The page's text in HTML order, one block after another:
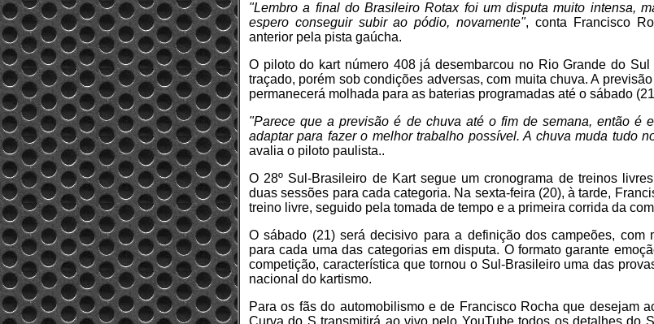
"Lembro a final do Brasileiro Rotax foi um disputa muito intensa,
espero conseguir subir ao pódio, novamente", conta Francisco
anterior pela pista gaúcha.
O piloto do kart número 408 já desembarcou no Rio Grande do
traçado, porém sob condições adversas, com muita chuva. A
permanecerá molhada para as baterias programadas até o sábado
"Parece que a previsão é de chuva até o fim de semana, então é
adaptar para fazer o melhor trabalho possível. A chuva muda tudo
avalia o piloto paulista..
O 28º Sul-Brasileiro de Kart segue um cronograma de treinos
duas sessões para cada categoria. Na sexta-feira (20), à tarde,
treino livre, seguido pela tomada de tempo e a primeira corrida da
O sábado (21) será decisivo para a definição dos campeões, com
para cada uma das categorias em disputa. O formato garante
competição, característica que tornou o Sul-Brasileiro uma das
nacional do kartismo.
Para os fãs do automobilismo e de Francisco Rocha que desejam
Curva do S transmitirá ao vivo pelo YouTube todos os detalhes do